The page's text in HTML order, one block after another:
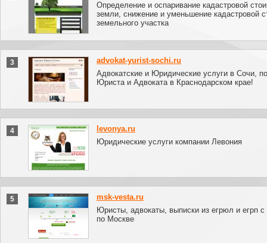
Определение и оспаривание кадастровой
земли, снижение и уменьшение кадастровой
земельного участка
3
advokat-yurist-sochi.ru
Адвокатские и Юридические услуги в Сочи,
Юриста и Адвоката в Краснодарском крае!
4
levonya.ru
Юридические услуги компании Левония
5
msk-vesta.ru
Юристы, адвокаты, выписки из егрюл и егрп с
по Москве